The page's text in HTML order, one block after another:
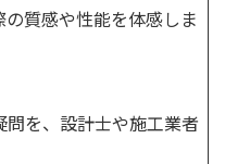
質感や性能を体感しま
を、設計士や施工業者